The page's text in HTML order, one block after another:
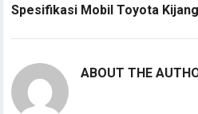
Spesifikasi Mobil Toyota
ABOUT THE